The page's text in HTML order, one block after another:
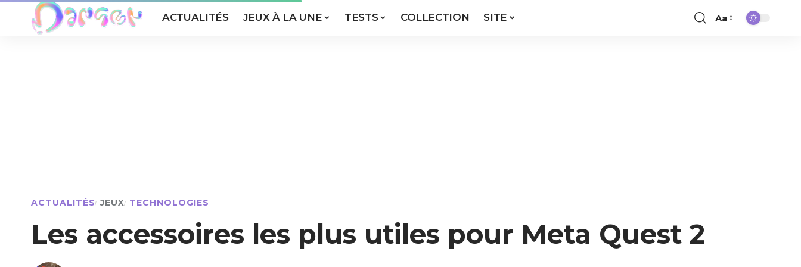
ACTUALITÉS JEUX À LA UNE TESTS COLLECTION SITE Aa
ACTUALITÉS JEUX TECHNOLOGIES
Les accessoires les plus utiles pour Meta Quest 2